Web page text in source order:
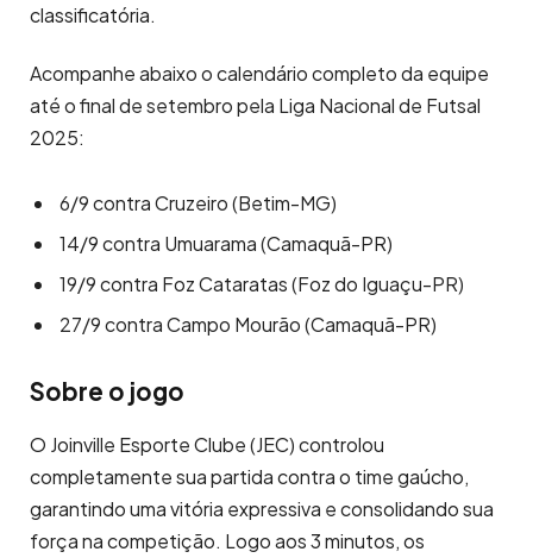
classificatória.
Acompanhe abaixo o calendário completo da equipe
até o final de setembro pela Liga Nacional de Futsal
2025:
6/9 contra Cruzeiro (Betim-MG)
14/9 contra Umuarama (Camaquã-PR)
19/9 contra Foz Cataratas (Foz do Iguaçu-PR)
27/9 contra Campo Mourão (Camaquã-PR)
Sobre o jogo
O Joinville Esporte Clube (JEC) controlou
completamente sua partida contra o time gaúcho,
garantindo uma vitória expressiva e consolidando sua
força na competição. Logo aos 3 minutos, os